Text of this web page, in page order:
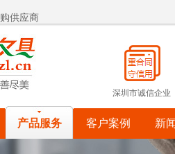
供应商
深圳市诚信企业
产品服务 客户案例 新